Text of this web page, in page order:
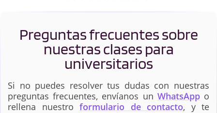
Preguntas frecuentes sobre
nuestras clases para
universitarios
Si no puedes resolver tus dudas con nuestras
preguntas frecuentes, envíanos un WhatsAppo
rellena nuestro formulario de contacto, y te